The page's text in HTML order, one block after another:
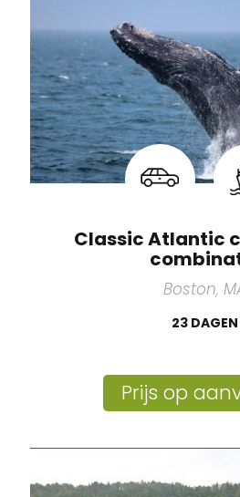
Classic Atlantic
Boston,
23 DAGEN
Prijs op